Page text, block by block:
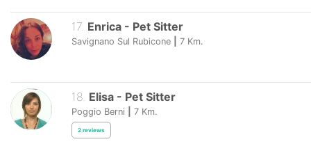
17. Enrica - Pet Sitter
Savignano Sul Rubicone 7 Km.
18. Elisa - Pet Sitter
Poggio Berni 7 Km.
2 reviews